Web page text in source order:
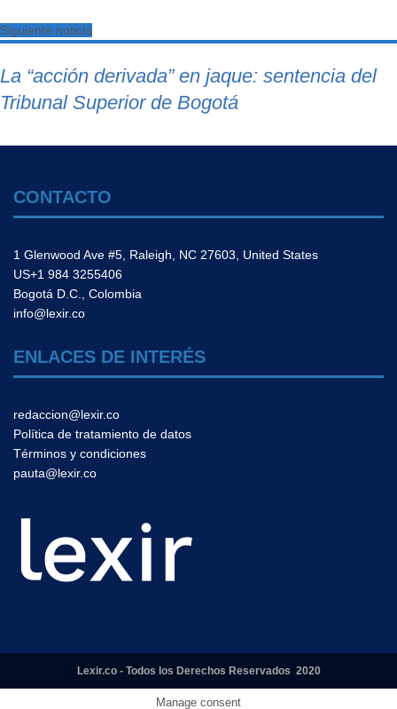
Siguiente noticia
La “acción derivada” en jaque: sentencia del
Tribunal Superior de Bogotá
CONTACTO
1 Glenwood Ave #5, Raleigh, NC 27603, United States
US+1 984 3255406
Bogotá D.C., Colombia
info@lexir.co
ENLACES DE INTERÉS
redaccion@lexir.co
Política de tratamiento de datos
Términos y condiciones
pauta@lexir.co
Lexir.co - Todos los Derechos Reservados 2020
Manage consent